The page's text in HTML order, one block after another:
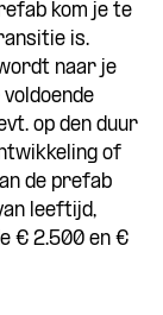
kom je te
is.
naar je
op den duur
of
de prefab
leeftijd,
€ 2.500 en €